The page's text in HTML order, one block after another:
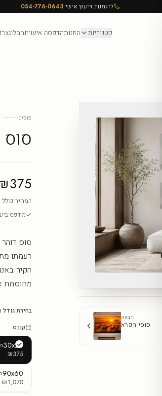
להזמנות וייעוץ אישי:054-776-0643
קטגוריות החנותהדפסה אישיתהבלוג
הבאה
סוסי הפרא
סוסים
המחיר
מודפס
סוס
רעמתו
הקיר
מחוסמת
בחירת גודל
קנבס
30x20
₪375
90x60
₪1,070